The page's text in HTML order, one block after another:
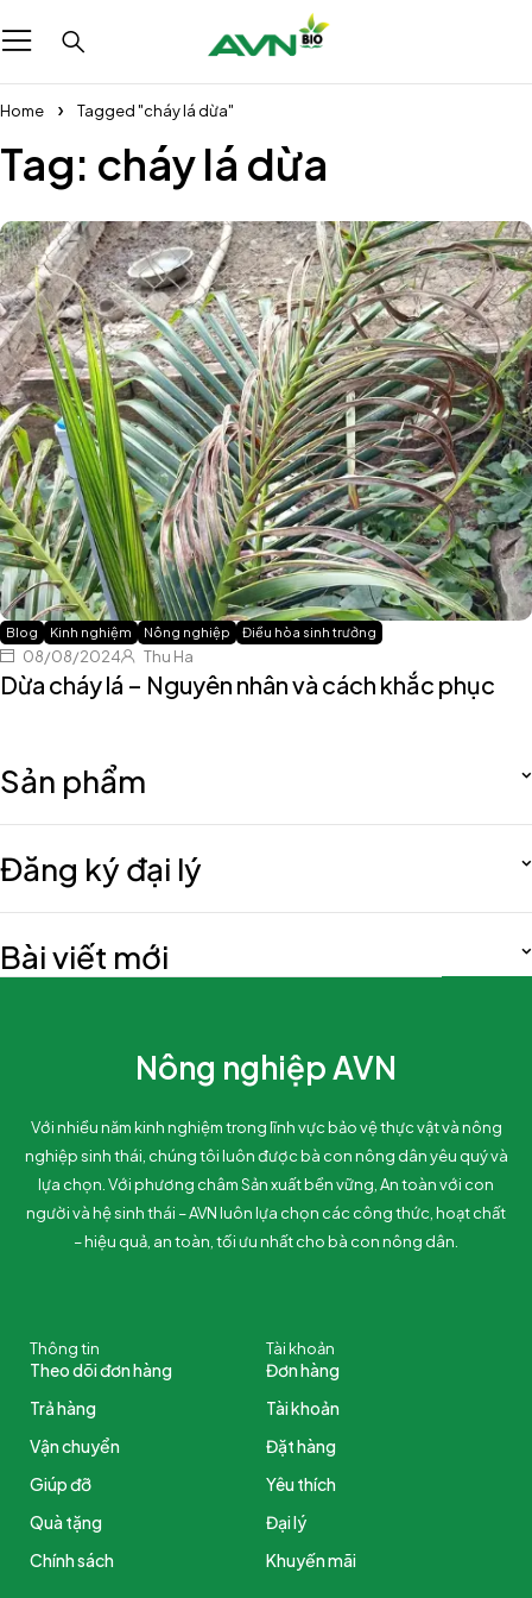
Home Tagged "cháy lá dừa"
Tag: cháy lá dừa
Blog Kinh nghiệm Nông nghiệp Điều hòa sinh trưởng
08/08/2024 Thu Ha
Dừa cháy lá – Nguyên nhân và cách khắc phục
Sản phẩm
Đăng ký đại lý
Bài viết mới
Nông nghiệp AVN
Với nhiều năm kinh nghiệm trong lĩnh vực bảo vệ thực vật và nông
nghiệp sinh thái, chúng tôi luôn được bà con nông dân yêu quý và
lựa chọn. Với phương châm Sản xuất bền vững, An toàn với con
người và hệ sinh thái – AVN luôn lựa chọn các công thức, hoạt chất
– hiệu quả, an toàn, tối ưu nhất cho bà con nông dân.
Thông tin
Theo dõi đơn hàng
Trả hàng
Vận chuyển
Giúp đỡ
Quà tặng
Chính sách
Tài khoản
Đơn hàng
Tài khoản
Đặt hàng
Yêu thích
Đại lý
Khuyến mãi